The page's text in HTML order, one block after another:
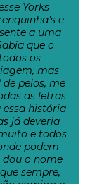
Yorks
e
a uma
que o
os
mas
pelos, me
as letras
essa história
já deveria
e todos
podem
dou o nome
sempre,